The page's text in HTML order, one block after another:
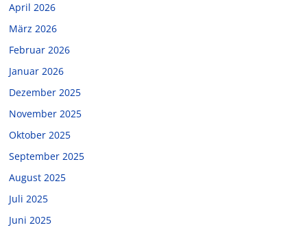
April 2026
März 2026
Februar 2026
Januar 2026
Dezember 2025
November 2025
Oktober 2025
September 2025
August 2025
Juli 2025
Juni 2025